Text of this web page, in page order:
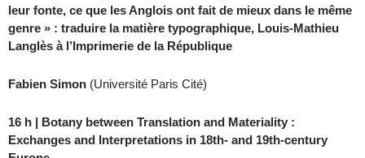
leur fonte, ce que les Anglois ont fait de mieux dans le même
genre » : traduire la matière typographique, Louis-Mathieu
Langlès à l’Imprimerie de la République
Fabien Simon (Université Paris Cité)
16 h | Botany between Translation and Materiality :
Exchanges and Interpretations in 18th- and 19th-century